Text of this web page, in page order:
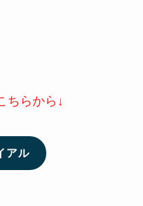
ちらから↓
アル